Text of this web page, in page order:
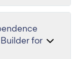
for